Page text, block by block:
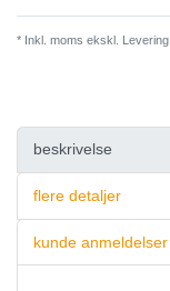
* Inkl. moms ekskl. Levering
beskrivelse
flere detaljer
kunde anmeldelser